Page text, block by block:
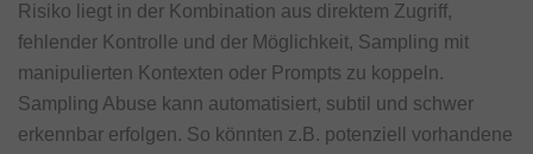
Risiko liegt in der Kombination aus direktem Zugriff,
fehlender Kontrolle und der Möglichkeit, Sampling mit
manipulierten Kontexten oder Prompts zu koppeln.
Sampling Abuse kann automatisiert, subtil und schwer
erkennbar erfolgen. So könnten z.B. potenziell vorhandene